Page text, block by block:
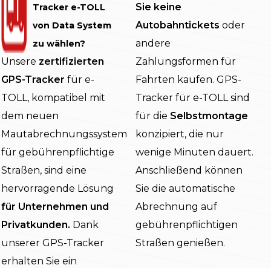
Tracker e-TOLL
von Data System
zu wählen?
Unsere zertifizierten
GPS-Tracker für e-
TOLL, kompatibel mit
dem neuen
Mautabrechnungssystem
für gebührenpflichtige
Straßen, sind eine
hervorragende Lösung
für Unternehmen und
Privatkunden. Dank
unserer GPS-Tracker
erhalten Sie ein
Sie keine
Autobahntickets oder
andere
Zahlungsformen für
Fahrten kaufen. GPS-
Tracker für e-TOLL sind
für die Selbstmontage
konzipiert, die nur
wenige Minuten dauert.
Anschließend können
Sie die automatische
Abrechnung auf
gebührenpflichtigen
Straßen genießen.